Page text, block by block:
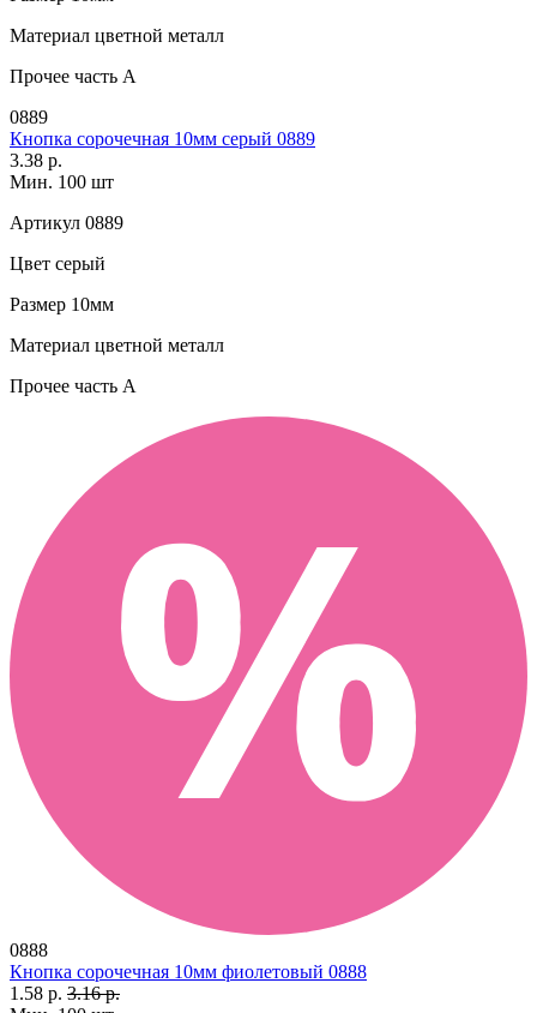
Материал цветной металл
Прочее часть A
0889
Кнопка сорочечная 10мм серый 0889
3.38 р.
Мин. 100 шт
Артикул 0889
Цвет серый
Размер 10мм
Материал цветной металл
Прочее часть A
0888
Кнопка сорочечная 10мм фиолетовый 0888
1.58 р. 3.16 р.